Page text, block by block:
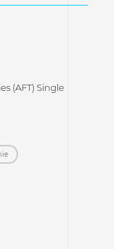
(AFT) Single